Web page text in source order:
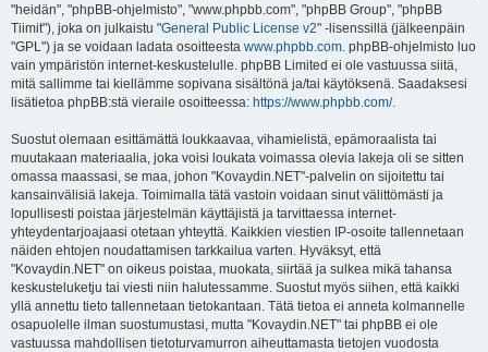
"heidän", "phpBB-ohjelmisto", "www.phpbb.com", "phpBB Group", "phpBB
Tiimit"), joka on julkaistu "General Public License v2" -lisenssillä (jälkeenpäin
"GPL") ja se voidaan ladata osoitteesta www.phpbb.com. phpBB-ohjelmisto luo
vain ympäristön internet-keskustelulle. phpBB Limited ei ole vastuussa siitä,
mitä sallimme tai kiellämme sopivana sisältönä ja/tai käytöksenä. Saadaksesi
lisätietoa phpBB:stä vieraile osoitteessa: https://www.phpbb.com/.
Suostut olemaan esittämättä loukkaavaa, vihamielistä, epämoraalista tai
muutakaan materiaalia, joka voisi loukata voimassa olevia lakeja oli se sitten
omassa maassasi, se maa, johon "Kovaydin.NET"-palvelin on sijoitettu tai
kansainvälisiä lakeja. Toimimalla tätä vastoin voidaan sinut välittömästi ja
lopullisesti poistaa järjestelmän käyttäjistä ja tarvittaessa internet-
yhteydentarjoajaasi otetaan yhteyttä. Kaikkien viestien IP-osoite tallennetaan
näiden ehtojen noudattamisen tarkkailua varten. Hyväksyt, että
"Kovaydin.NET" on oikeus poistaa, muokata, siirtää ja sulkea mikä tahansa
keskusteluketju tai viesti niin halutessamme. Suostut myös siihen, että kaikki
yllä annettu tieto tallennetaan tietokantaan. Tätä tietoa ei anneta kolmannelle
osapuolelle ilman suostumustasi, mutta "Kovaydin.NET" tai phpBB ei ole
vastuussa mahdollisen tietoturvamurron aiheuttamasta tietojen vuodosta